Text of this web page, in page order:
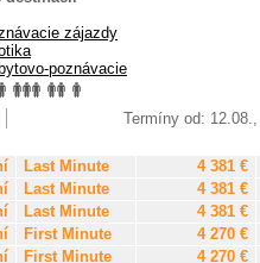
zájazdy
poznávacie
Termíny od:
Last Minute 4 381 €
Last Minute 4 381 €
Last Minute 4 381 €
First Minute 4 270 €
First Minute 4 270 €